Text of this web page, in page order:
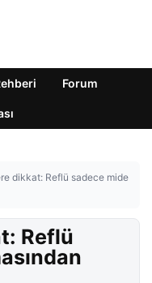
Forum
dikkat: Reflü sadece mide
Reflü